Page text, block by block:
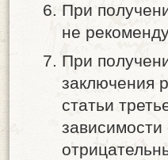
При
не
При
заключения
статьи